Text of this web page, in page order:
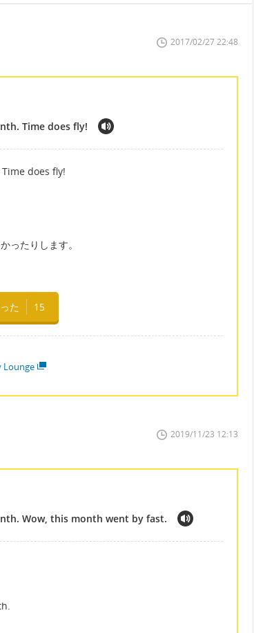
2017/02/27 22:48
Time does fly!
does fly!
ったりします。
た 15
Lounge
2019/11/23 12:13
Wow, this month went by fast.